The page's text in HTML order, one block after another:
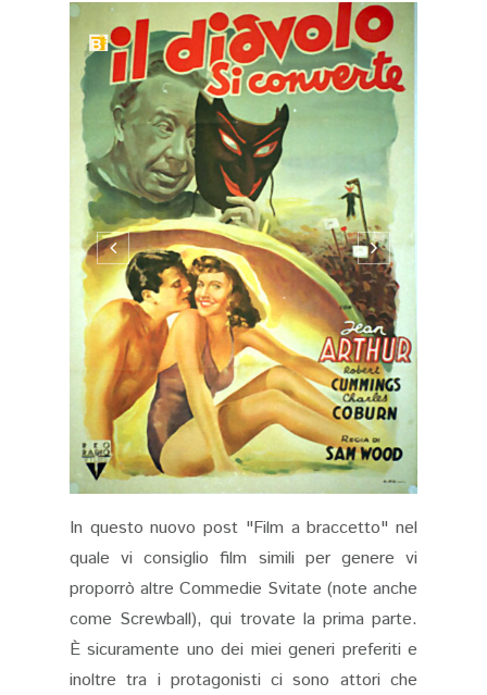
In questo nuovo post "Film a braccetto" nel
quale vi consiglio film simili per genere vi
proporrò altre Commedie Svitate (note anche
come Screwball), qui trovate la prima parte.
È sicuramente uno dei miei generi preferiti e
inoltre tra i protagonisti ci sono attori che